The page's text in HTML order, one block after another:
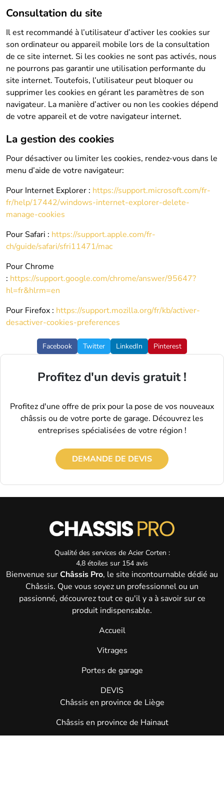
Consultation du site
Il est recommandé à l’utilisateur d’activer les cookies sur
son ordinateur ou appareil mobile lors de la consultation
de ce site internet. Si les cookies ne sont pas activés, nous
ne pourrons pas garantir une utilisation performante du
site internet. Toutefois, l’utilisateur peut bloquer ou
supprimer les cookies en gérant les paramètres de son
navigateur. La manière d’activer ou non les cookies dépend
de votre appareil et de votre navigateur internet.
La gestion des cookies
Pour désactiver ou limiter les cookies, rendez-vous dans le
menu d’aide de votre navigateur:
Pour Internet Explorer : https://support.microsoft.com/fr-
fr/help/17442/windows-internet-explorer-delete-
manage-cookies
Pour Safari : https://support.apple.com/fr-
ch/guide/safari/sfri11471/mac
Pour Chrome
: https://support.google.com/chrome/answer/95647?
hl=fr&hlrm=en
Pour Firefox : https://support.mozilla.org/fr/kb/activer-
desactiver-cookies-preferences
Facebook Twitter LinkedIn Pinterest
Profitez d'un devis gratuit !
Profitez d'une offre de prix pour la pose de vos nouveaux
châssis ou de votre porte de garage. Découvrez les
entreprises spécialisées de votre région !
DEMANDE DE DEVIS
Qualité des services de Acier Corten :
4,8 étoiles sur 154 avis
Bienvenue surChâssis Pro, le site incontournable dédié au
Châssis. Que vous soyez un professionnel ou un
passionné, découvrez tout ce qu'il y a à savoir sur ce
produit indispensable.
Accueil
Vitrages
Portes de garage
DEVIS
Châssis en province de Liège
Châssis en province de Hainaut